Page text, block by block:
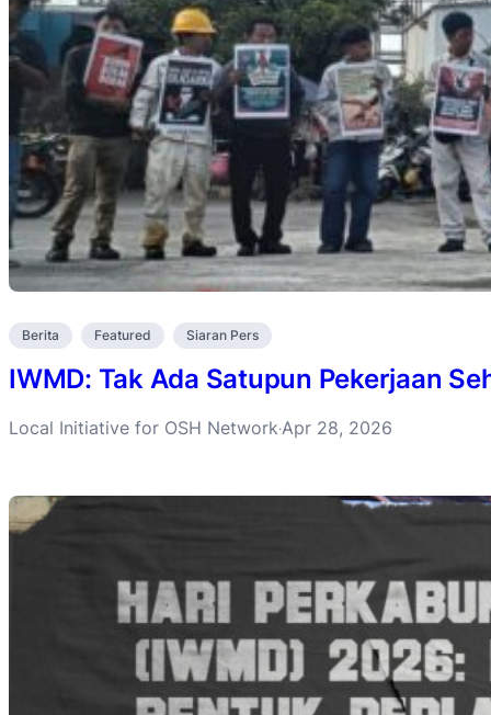
Berita Featured Siaran Pers
IWMD: Tak Ada Satupun Pekerjaan
Local Initiative for OSH Network·Apr 28, 2026